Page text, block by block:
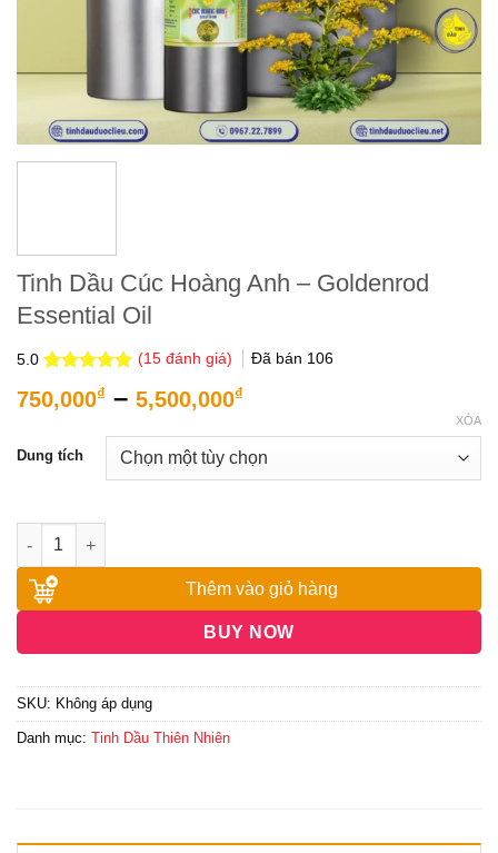
Tinh Dầu Cúc Hoàng Anh – Goldenrod
Essential Oil
5.0
trên 5
dựa trên
(15đánh giá) Đã bán 106
750,000₫ – 5,500,000₫
từ
750,000₫
Dung tích
XÓA
Thêm vào giỏ hàng
BUY NOW
SKU: Không áp dụng
Danh mục: Tinh Dầu Thiên Nhiên